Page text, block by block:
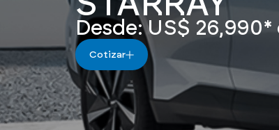
Desde: US$ 26,990*
Cotizar